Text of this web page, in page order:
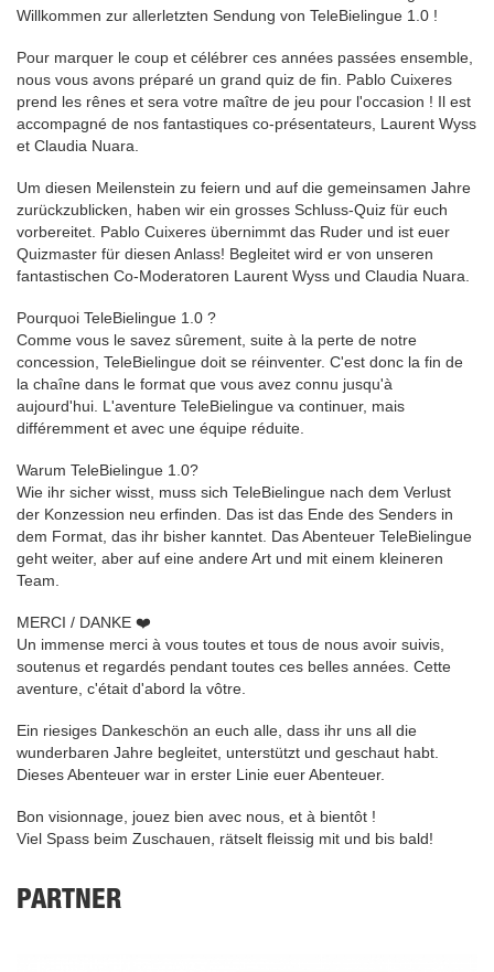
Willkommen zur allerletzten Sendung von TeleBielingue 1.0 !
Pour marquer le coup et célébrer ces années passées ensemble,
nous vous avons préparé un grand quiz de fin. Pablo Cuixeres
prend les rênes et sera votre maître de jeu pour l'occasion ! Il est
accompagné de nos fantastiques co-présentateurs, Laurent Wyss
et Claudia Nuara.
Um diesen Meilenstein zu feiern und auf die gemeinsamen Jahre
zurückzublicken, haben wir ein grosses Schluss-Quiz für euch
vorbereitet. Pablo Cuixeres übernimmt das Ruder und ist euer
Quizmaster für diesen Anlass! Begleitet wird er von unseren
fantastischen Co-Moderatoren Laurent Wyss und Claudia Nuara.
Pourquoi TeleBielingue 1.0 ?
Comme vous le savez sûrement, suite à la perte de notre
concession, TeleBielingue doit se réinventer. C'est donc la fin de
la chaîne dans le format que vous avez connu jusqu'à
aujourd'hui. L'aventure TeleBielingue va continuer, mais
différemment et avec une équipe réduite.
Warum TeleBielingue 1.0?
Wie ihr sicher wisst, muss sich TeleBielingue nach dem Verlust
der Konzession neu erfinden. Das ist das Ende des Senders in
dem Format, das ihr bisher kanntet. Das Abenteuer TeleBielingue
geht weiter, aber auf eine andere Art und mit einem kleineren
Team.
MERCI / DANKE ❤️
Un immense merci à vous toutes et tous de nous avoir suivis,
soutenus et regardés pendant toutes ces belles années. Cette
aventure, c'était d'abord la vôtre.
Ein riesiges Dankeschön an euch alle, dass ihr uns all die
wunderbaren Jahre begleitet, unterstützt und geschaut habt.
Dieses Abenteuer war in erster Linie euer Abenteuer.
Bon visionnage, jouez bien avec nous, et à bientôt !
Viel Spass beim Zuschauen, rätselt fleissig mit und bis bald!
PARTNER